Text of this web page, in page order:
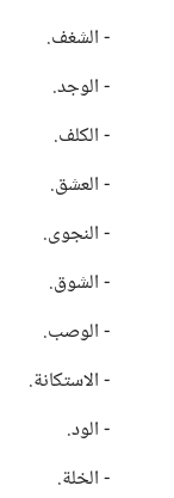
- الشغف.
- الوجد.
- الكلف.
- العشق.
- النجوى.
- الشوق.
- الوصب.
- الاستكانة.
- الود.
- الخلة.